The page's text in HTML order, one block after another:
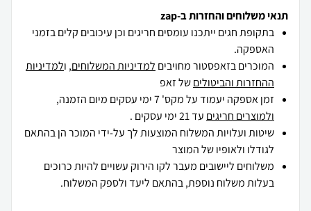
תנאי משלוחים והחזרות ב-zap
בתקופת חגים ייתכנו עומסים חריגים וכן עיכובים קלים בזמני
האספקה.
המוכרים בזאפסטור מחויבים למדיניות המשלוחים, ולמדיניות
ההחזרות והביטוליםשל זאפ
זמן אספקה יעמוד על מקס' 7 ימי עסקים מיום הזמנה,
ולמוצרים חריגים עד 21 ימי עסקים .
שיטות ועלויות המשלוח המוצעות לך על-ידי המוכר הן בהתאם
לגודלו ולאופיו של המוצר
משלוחים ליישובים מעבר לקו הירוק עשויים להיות כרוכים
בעלות משלוח נוספת, בהתאם ליעד ולספק המשלוח.